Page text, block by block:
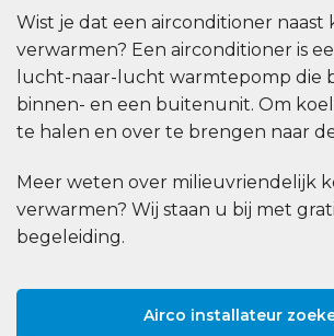
Wist je dat een airconditioner naast
verwarmen? Een airconditioner is
lucht-naar-lucht warmtepomp die
binnen- en een buitenunit. Om
te halen en over te brengen naar
Meer weten over milieuvriendelijk
verwarmen? Wij staan u bij met
begeleiding.
Airco installateur